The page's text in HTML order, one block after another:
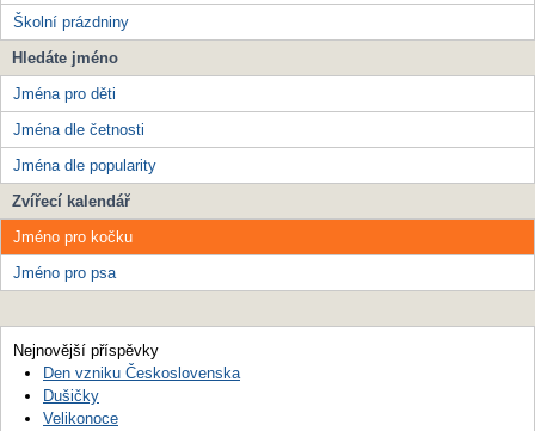
Školní prázdniny
Hledáte jméno
Jména pro děti
Jména dle četnosti
Jména dle popularity
Zvířecí kalendář
Jméno pro kočku
Jméno pro psa
Nejnovější příspěvky
Den vzniku Československa
Dušičky
Velikonoce